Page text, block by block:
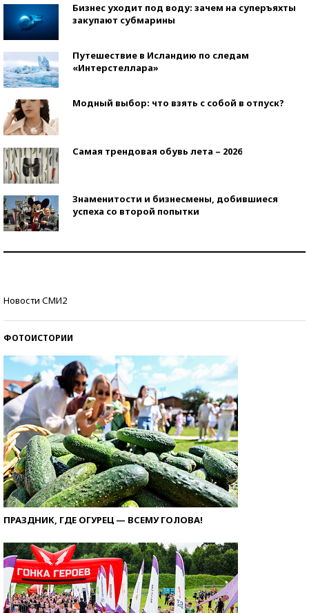
Бизнес уходит под воду: зачем на суперъяхты
закупают субмарины
Путешествие в Исландию по следам
«Интерстеллара»
Модный выбор: что взять с собой в отпуск?
Самая трендовая обувь лета – 2026
Знаменитости и бизнесмены, добившиеся
успеха со второй попытки
Новости СМИ2
ФОТОИСТОРИИ
ПРАЗДНИК, ГДЕ ОГУРЕЦ — ВСЕМУ ГОЛОВА!